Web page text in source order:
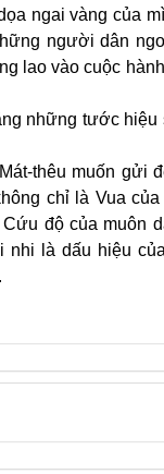
ngai vàng của
người dân
lao vào cuộc
những tước hiệu
thêu muốn gửi
chỉ là Vua
độ của muôn
nhi là dấu hiệu